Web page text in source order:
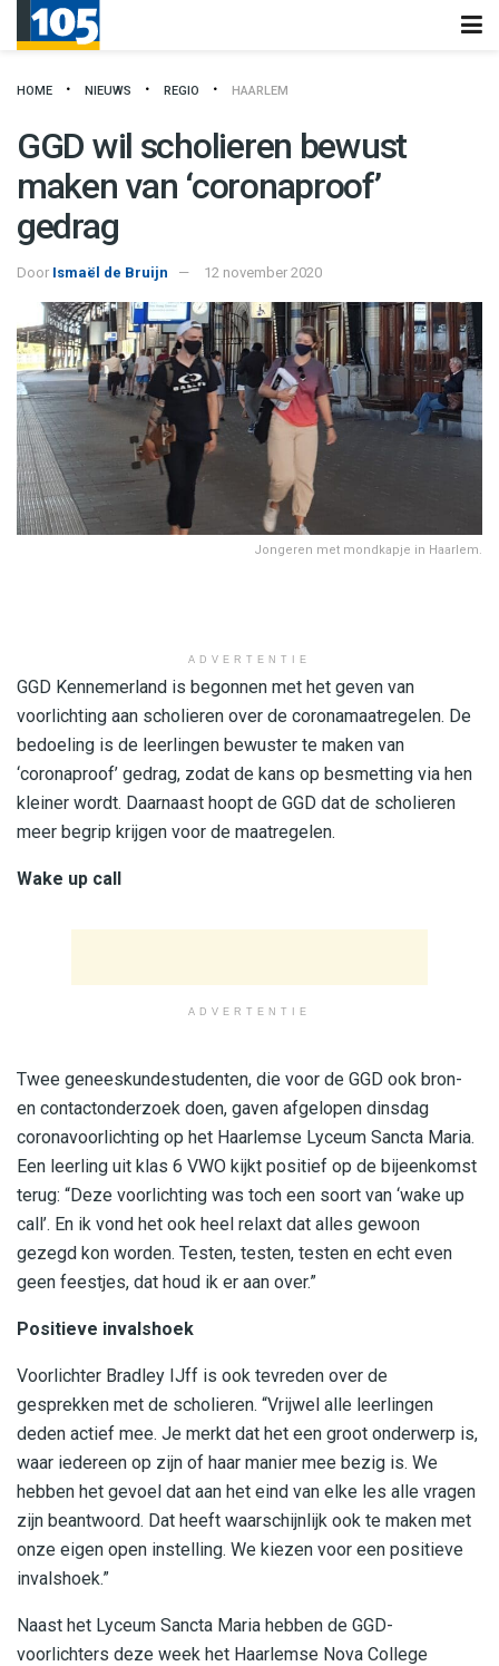
HOME NIEUWS REGIO HAARLEM
GGD wil scholieren bewust
maken van ‘coronaproof’
gedrag
Door Ismaël de Bruijn 12 november 2020
Jongeren met mondkapje in Haarlem.
ADVERTENTIE
GGD Kennemerland is begonnen met het geven van
voorlichting aan scholieren over de coronamaatregelen. De
bedoeling is de leerlingen bewuster te maken van
‘coronaproof’ gedrag, zodat de kans op besmetting via hen
kleiner wordt. Daarnaast hoopt de GGD dat de scholieren
meer begrip krijgen voor de maatregelen.
Wake up call
ADVERTENTIE
Twee geneeskundestudenten, die voor de GGD ook bron-
en contactonderzoek doen, gaven afgelopen dinsdag
coronavoorlichting op het Haarlemse Lyceum Sancta Maria.
Een leerling uit klas 6 VWO kijkt positief op de bijeenkomst
terug: “Deze voorlichting was toch een soort van ‘wake up
call’. En ik vond het ook heel relaxt dat alles gewoon
gezegd kon worden. Testen, testen, testen en echt even
geen feestjes, dat houd ik er aan over.”
Positieve invalshoek
Voorlichter Bradley IJff is ook tevreden over de
gesprekken met de scholieren. “Vrijwel alle leerlingen
deden actief mee. Je merkt dat het een groot onderwerp is,
waar iedereen op zijn of haar manier mee bezig is. We
hebben het gevoel dat aan het eind van elke les alle vragen
zijn beantwoord. Dat heeft waarschijnlijk ook te maken met
onze eigen open instelling. We kiezen voor een positieve
invalshoek.”
Naast het Lyceum Sancta Maria hebben de GGD-
voorlichters deze week het Haarlemse Nova College